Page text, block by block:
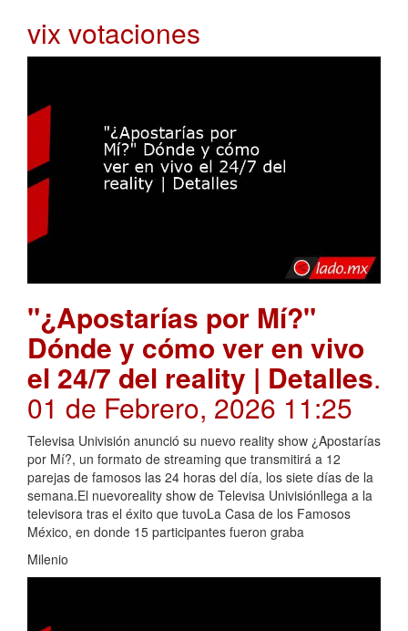
vix votaciones
"¿Apostarías por Mí?"
Dónde y cómo ver en vivo
el 24/7 del reality | Detalles.
01 de Febrero, 2026 11:25
Televisa Univisión anunció su nuevo reality show ¿Apostarías
por Mí?, un formato de streaming que transmitirá a 12
parejas de famosos las 24 horas del día, los siete días de la
semana.El nuevoreality show de Televisa Univisiónllega a la
televisora tras el éxito que tuvoLa Casa de los Famosos
México, en donde 15 participantes fueron graba
Milenio